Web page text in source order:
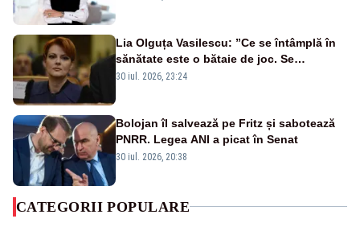
Lia Olguța Vasilescu: ”Ce se întâmplă în
sănătate este o bătaie de joc. Se
guvernează extraordinar de prost”
30 iul. 2026, 23:24
Bolojan îl salvează pe Fritz și sabotează
PNRR. Legea ANI a picat în Senat
30 iul. 2026, 20:38
CATEGORII POPULARE